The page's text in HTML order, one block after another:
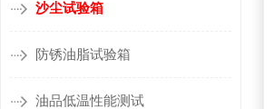
沙尘试验箱
防锈油脂试验箱
油品低温性能测试